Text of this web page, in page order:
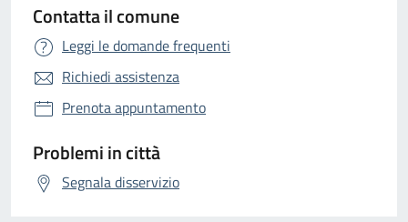
Contatta il comune
Leggi le domande frequenti
Richiedi assistenza
Prenota appuntamento
Problemi in città
Segnala disservizio